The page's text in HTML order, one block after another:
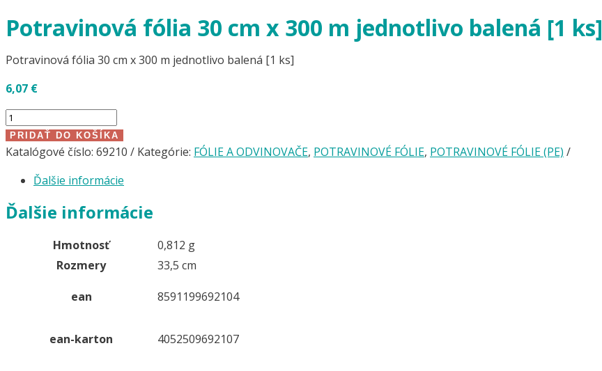
Potravinová fólia 30 cm x 300 m jednotlivo balená [1 ks]
Potravinová fólia 30 cm x 300 m jednotlivo balená [1 ks]
6,07 €
množstvo
Potravinová
fólia
x
300
PRIDAŤ DO KOŠÍKA
Katalógové číslo: 69210 Kategórie: FÓLIE A ODVINOVAČE, POTRAVINOVÉ FÓLIE, POTRAVINOVÉ FÓLIE (PE)
Ďalšie informácie
Ďalšie informácie
Hmotnosť
0,812 g
Rozmery
33,5 cm
ean 8591199692104
ean-karton 4052509692107